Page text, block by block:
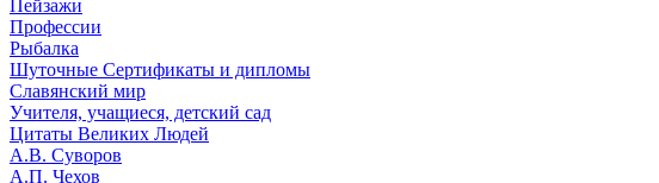
Пейзажи
Профессии
Рыбалка
Шуточные Сертификаты и дипломы
Славянский мир
Учителя, учащиеся, детский сад
Цитаты Великих Людей
А.В. Суворов
А.П. Чехов